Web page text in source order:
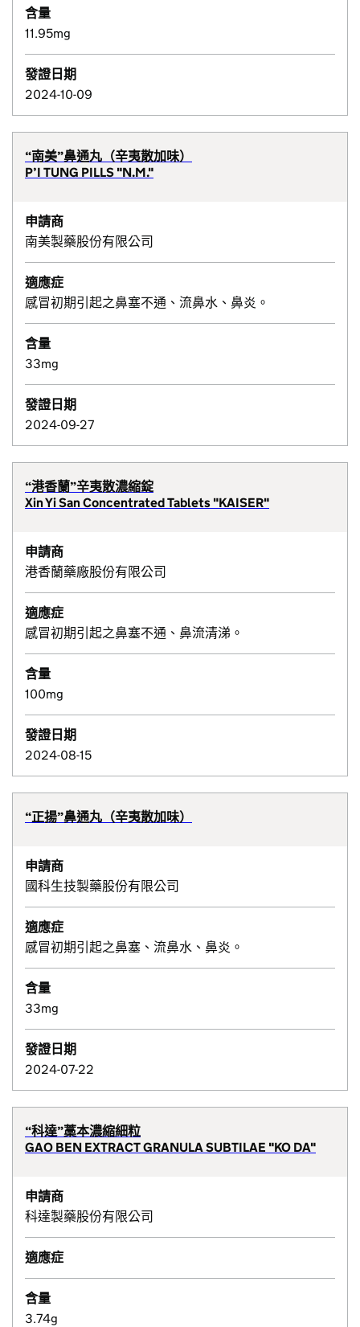
含量
11.95mg
發證日期
2024-10-09
“南美”鼻通丸（辛夷散加味）
P’I TUNG PILLS "N.M."
申請商
南美製藥股份有限公司
適應症
感冒初期引起之鼻塞不通、流鼻水、鼻炎。
含量
33mg
發證日期
2024-09-27
“港香蘭”辛夷散濃縮錠
Xin Yi San Concentrated Tablets "KAISER"
申請商
港香蘭藥廠股份有限公司
適應症
感冒初期引起之鼻塞不通、鼻流清涕。
含量
100mg
發證日期
2024-08-15
“正揚”鼻通丸（辛夷散加味）
申請商
國科生技製藥股份有限公司
適應症
感冒初期引起之鼻塞、流鼻水、鼻炎。
含量
33mg
發證日期
2024-07-22
“科達”藁本濃縮細粒
GAO BEN EXTRACT GRANULA SUBTILAE "KO DA"
申請商
科達製藥股份有限公司
適應症
含量
3.74g